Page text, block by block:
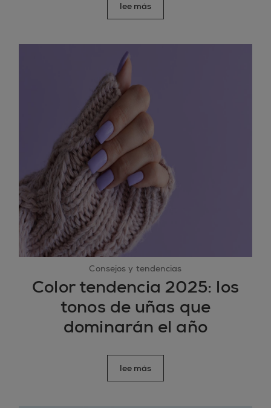
lee más
Consejos y tendencias
Color tendencia 2025: los
tonos de uñas que
dominarán el año
lee más